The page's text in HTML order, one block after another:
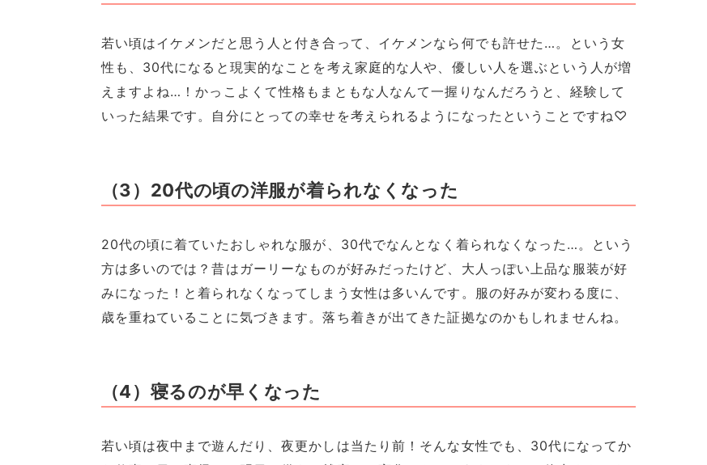
若い頃はイケメンだと思う人と付き合って、イケメンなら何でも許せた…。という女
性も、30代になると現実的なことを考え家庭的な人や、優しい人を選ぶという人が増
えますよね…！かっこよくて性格もまともな人なんて一握りなんだろうと、経験して
いった結果です。自分にとっての幸せを考えられるようになったということですね♡
（3）20代の頃の洋服が着られなくなった
20代の頃に着ていたおしゃれな服が、30代でなんとなく着られなくなった…。という
方は多いのでは？昔はガーリーなものが好みだったけど、大人っぽい上品な服装が好
みになった！と着られなくなってしまう女性は多いんです。服の好みが変わる度に、
歳を重ねていることに気づきます。落ち着きが出てきた証拠なのかもしれませんね。
（4）寝るのが早くなった
若い頃は夜中まで遊んだり、夜更かしは当たり前！そんな女性でも、30代になってか